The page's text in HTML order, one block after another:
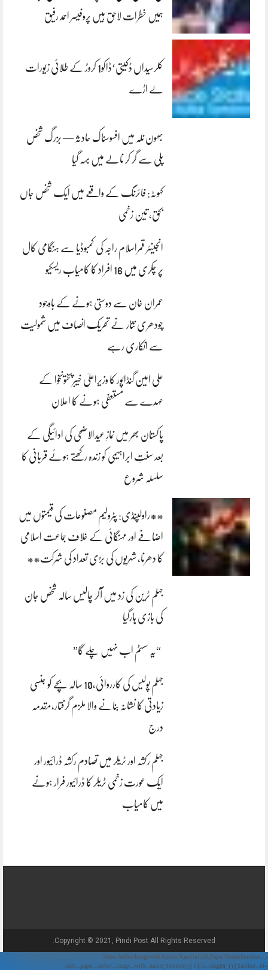
ہمیں خطرات لاحق ہیں پروفیسر احمد رفیق
کلرسیداں ڈکیتی‘ڈاکو1 کروڑ کے طلائی زیورات
لے اڑے
بھون نلہ میں افسوسناک حادثہ — بزرگ شخص
پلی سے گر کر نالے میں بہہ گیا
کہوٹہ: فائرنگ کے واقعے میں ایک شخص جاں
بحق، تین زخمی
انجینئر قمراسلام راجہ کی کمبوڈیا سے ہنگامی کال
پر چکری میں 16 افراد کا کامیاب ریسکیو
عمران خان سے دوستی ہونے کے باوجود
چودھری نثار نے تحریک انصاف میں شمولیت
سے انکاری رہے
علی امین گنڈاپور کا وزیراعلیٰ خیبرپختونخوا کے
عہدے سے مستعفی ہونے کا اعلان
پاکستان بھر میں نمازِ عیدالاضحی کی ادائیگی کے
بعد سنتِ ابراہیمی کو زندہ رکھتے ہوئے قربانی کا
سلسلہ شروع
**راولپنڈی: پٹرولیم مصنوعات کی قیمتوں میں
اضافے اور مہنگائی کے خلاف جماعت اسلامی
کا دھرنا، شہریوں کی بڑی تعداد کی شرکت**
جہلم ٹرین کی زد میں آکر چالیس سالہ شخص جان
کی بازی ہارگیا
“یہ سسٹم اب نہیں چلے گا”
جہلم پولیس کی کارروائی،10 سالہ بچے کو جنسی
زیادتی کا نشانہ بنانے والا ملزم گرفتار،مقدمہ
درج
جہلم رکشہ اور ٹریلر میں تصادم رکشہ ڈرائیور اور
ایک عورت زخمی ٹریلر کا ڈرائیور فرار ہونے
میں کامیاب
Copyright © 2021, Pindi Post All Rights Reserved.
// Show Author Image with Author Name in UrduPaper Theme function
urdu_paper_author_image_with_name($content) { if (is_single()) { $author_id =